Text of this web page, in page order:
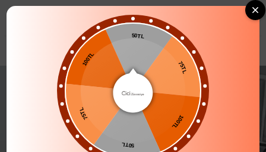
0
SOFRA ÜRÜNLERİ Kahve Yanı Su Bardağı
50TL
75TL
100TL
50TL
75TL
100TL